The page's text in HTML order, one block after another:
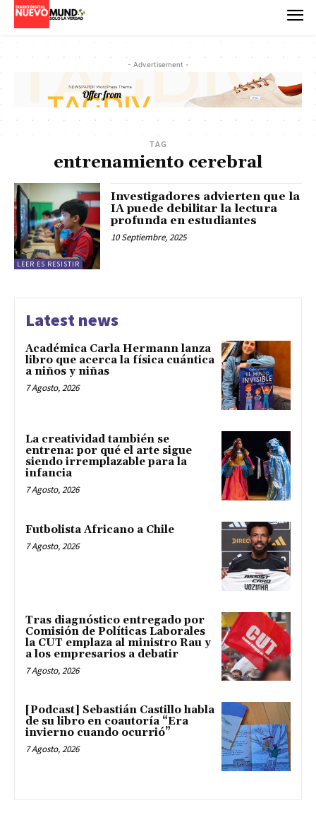
- Advertisement -
TAG
entrenamiento cerebral
LEER ES RESISTIR
Investigadores advierten que la
IA puede debilitar la lectura
profunda en estudiantes
10 Septiembre, 2025
Latest news
Académica Carla Hermann lanza
libro que acerca la física cuántica
a niños y niñas
7 Agosto, 2026
La creatividad también se
entrena: por qué el arte sigue
siendo irremplazable para la
infancia
7 Agosto, 2026
Futbolista Africano a Chile
7 Agosto, 2026
Tras diagnóstico entregado por
Comisión de Políticas Laborales
la CUT emplaza al ministro Rau y
a los empresarios a debatir
7 Agosto, 2026
[Podcast] Sebastián Castillo habla
de su libro en coautoría “Era
invierno cuando ocurrió”
7 Agosto, 2026